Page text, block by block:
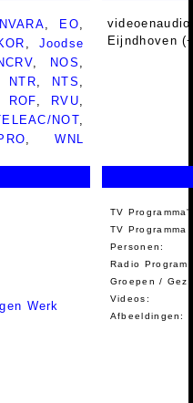
EO
Joodse
NOS
NTR NTS
ROF RVU
NOT
,WNL
Eijndhoven
Werk
TV
TV Programma
Personen:
Radio
Groepen /
Videos:
Afbeeldingen: